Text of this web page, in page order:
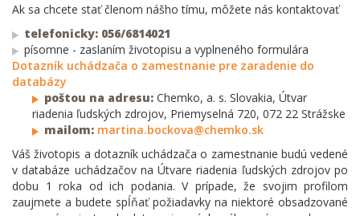
Ak sa chcete stať členom nášho tímu, môžete nás kontaktovať
telefonicky: 056/6814021
písomne - zaslaním životopisu a vyplneného formulára
Dotazník uchádzača o zamestnanie pre zaradenie do
databázy
poštou na adresu: Chemko, a. s. Slovakia, Útvar
riadenia ľudských zdrojov, Priemyselná 720, 072 22 Strážske
mailom: martina.bockova@chemko.sk
Váš životopis a dotazník uchádzača o zamestnanie budú vedené
v databáze uchádzačov na Útvare riadenia ľudských zdrojov po
dobu 1 roka od ich podania. V prípade, že svojim profilom
zaujmete a budete spĺňať požiadavky na niektoré obsadzované